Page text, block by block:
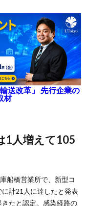
送改革」 先行企業の
材
船橋営業所で、新型コ
計21人に達したと発表
たと認定。感染経路の